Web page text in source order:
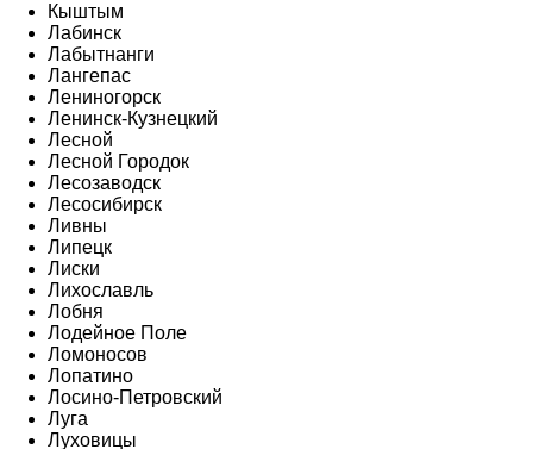
Кыштым
Лабинск
Лабытнанги
Лангепас
Лениногорск
Ленинск-Кузнецкий
Лесной
Лесной Городок
Лесозаводск
Лесосибирск
Ливны
Липецк
Лиски
Лихославль
Лобня
Лодейное Поле
Ломоносов
Лопатино
Лосино-Петровский
Луга
Луховицы